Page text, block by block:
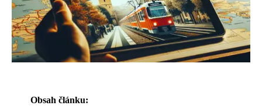
Obsah článku: